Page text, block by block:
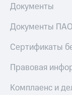
Документы
Документы
Сертификаты
Правовая
Комплаенс и